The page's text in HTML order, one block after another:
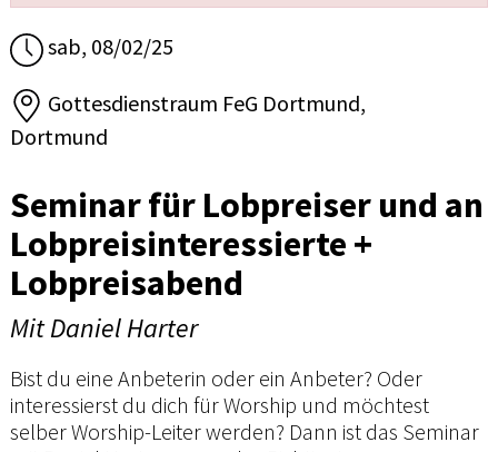
sab, 08/02/25
Gottesdienstraum FeG Dortmund,
Dortmund
Seminar für Lobpreiser und an
Lobpreisinteressierte +
Lobpreisabend
Mit Daniel Harter
Bist du eine Anbeterin oder ein Anbeter? Oder
interessierst du dich für Worship und möchtest
selber Worship-Leiter werden? Dann ist das Seminar